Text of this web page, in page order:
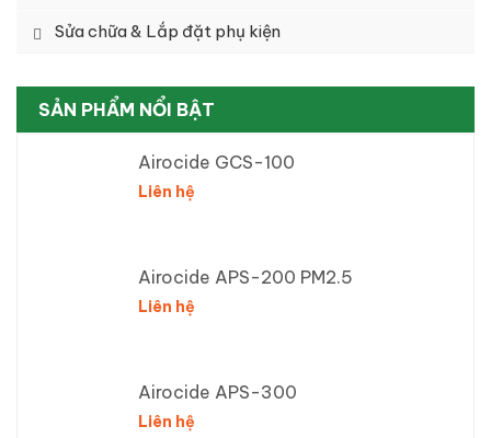
Sửa chữa & Lắp đặt phụ kiện
SẢN PHẨM NỔI BẬT
Airocide GCS-100
Liên hệ
Airocide APS-200 PM2.5
Liên hệ
Airocide APS-300
Liên hệ